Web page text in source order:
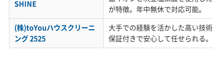
都心・駅前エリア（相模原駅、相模大野駅、橋
SHINE
が特徴。年中無休で対応可能。
(株)toYouハウスクリーニ
ング 2525
大手での経験を活かした高い技術
保証付きで安心して任せられる。